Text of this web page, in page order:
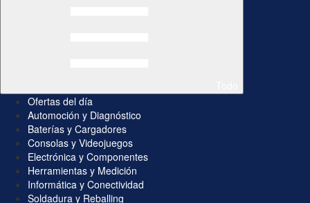
Ofertas del día
Automoción y Diagnóstico
Baterías y Cargadores
Consolas y Videojuegos
Electrónica y Componentes
Herramientas y Medición
Informática y Conectividad
Soldadura y Reballing